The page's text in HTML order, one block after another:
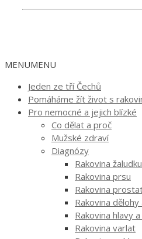
MENUMENU
Jeden ze tří Čechů
Pomáháme žít život s
Pro nemocné a jejich blízké
Co dělat a proč
Mužské zdraví
Diagnózy
Rakovina žaludku
Rakovina prsu
Rakovina
Rakovina
Rakovina hlavy
Rakovina varlat